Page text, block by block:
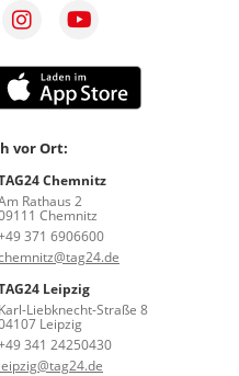
vor Ort:
Chemnitz
Rathaus 2
Chemnitz
371 6906600
Leipzig
Karl-Liebknecht-Straße 8
Leipzig
341 24250430
leipzig@tag24.de